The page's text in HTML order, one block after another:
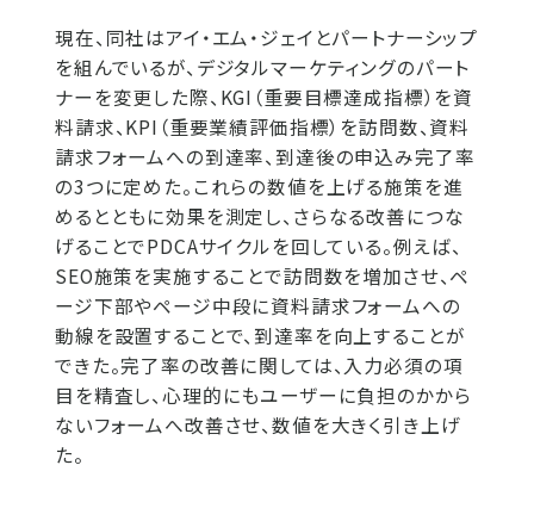
現在、同社はアイ・エム・ジェイとパートナーシップ
を組んでいるが、デジタルマーケティングのパート
ナーを変更した際、KGI（重要目標達成指標）を資
料請求、KPI（重要業績評価指標）を訪問数、資料
請求フォームへの到達率、到達後の申込み完了率
の3つに定めた。これらの数値を上げる施策を進
めるとともに効果を測定し、さらなる改善につな
げることでPDCAサイクルを回している。例えば、
SEO施策を実施することで訪問数を増加させ、ペ
ージ下部やページ中段に資料請求フォームへの
動線を設置することで、到達率を向上することが
できた。完了率の改善に関しては、入力必須の項
目を精査し、心理的にもユーザーに負担のかから
ないフォームへ改善させ、数値を大きく引き上げ
た。